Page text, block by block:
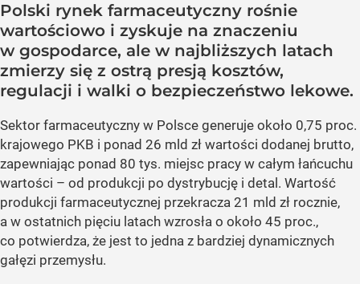
Polski rynek farmaceutyczny rośnie
wartościowo i zyskuje na znaczeniu
w gospodarce, ale w najbliższych latach
zmierzy się z ostrą presją kosztów,
regulacji i walki o bezpieczeństwo lekowe.
Sektor farmaceutyczny w Polsce generuje około 0,75 proc.
krajowego PKB i ponad 26 mld zł wartości dodanej brutto,
zapewniając ponad 80 tys. miejsc pracy w całym łańcuchu
wartości – od produkcji po dystrybucję i detal. Wartość
produkcji farmaceutycznej przekracza 21 mld zł rocznie,
a w ostatnich pięciu latach wzrosła o około 45 proc.,
co potwierdza, że jest to jedna z bardziej dynamicznych
gałęzi przemysłu.